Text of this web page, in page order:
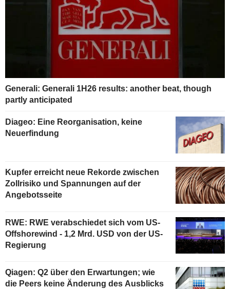
Generali: Generali 1H26 results: another beat, though
partly anticipated
Diageo: Eine Reorganisation, keine
Neuerfindung
Kupfer erreicht neue Rekorde zwischen
Zollrisiko und Spannungen auf der
Angebotsseite
RWE: RWE verabschiedet sich vom US-
Offshorewind - 1,2 Mrd. USD von der US-
Regierung
Qiagen: Q2 über den Erwartungen; wie
die Peers keine Änderung des Ausblicks